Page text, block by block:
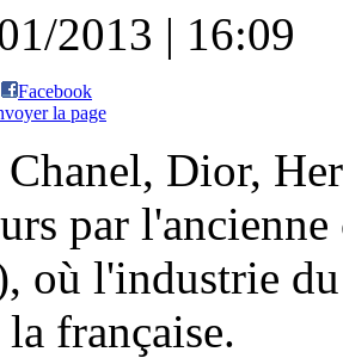
2013 | 16:09
Facebook
la page
Chanel, Dior,
par
où l'industrie
française.